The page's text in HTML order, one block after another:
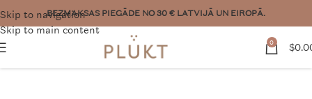
Skip to navigation
Skip to main content
Vēlies lielāku pasūtījumu? Sazinies: pasutijumi@plukttea.com
0 $